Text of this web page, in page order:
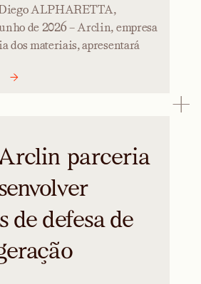
ALPHARETTA,
de 2026 – Arclin, empresa
dos materiais, apresentará
parceria
de defesa de